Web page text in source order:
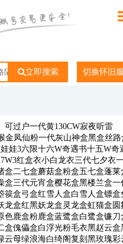
立即搜索 切换怀旧
可过户一代黄130CW寂夜听雷
金凤仙粉一代灰山神盒黑盒丝路
娃3六限十六W奇遇书十五W奇
红盒衣小白龙衣三代七夕衣
盒二七盒蘑菇盒粉盒五七盒蓬莱
盒三代元宵盒樱花盒黑楼兰盒一
篌盒弓盒红雪人盒白雪人盒镖盒
龙盒红黑妖龙盒灵龙盒虹猫盒圆
色鹿盒粉鹿盒蓝鹭盒白鹭盒镰刀
盒傀儡盒白浮光粉毛衣黑赵云盒
云母绿浪海白绮阁复刻黑玫瑰彩